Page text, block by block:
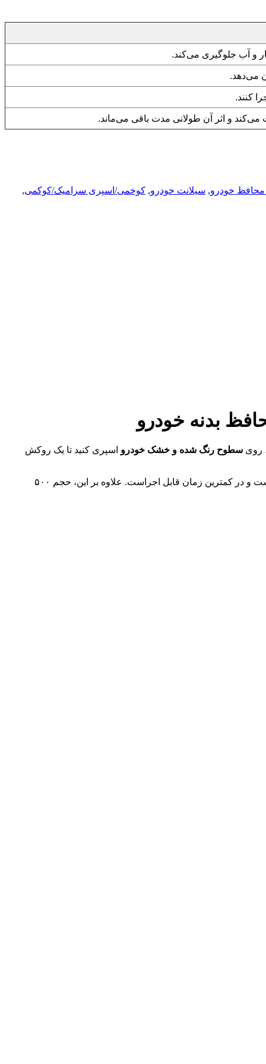
و آب جلوگیری می‌کند.
می‌دهد.
کنند.
می‌کند و اثر آن طولانی مدت باقی می‌ماند.
خودرو, سیلانت خودرو, کوخمی/اسپری سرامیک/کوکمی,
سطوح رنگ شده و خشک خودرو اسپری کنید تا یک روکش
پوشش محافظ نانو، خاصیت آبگریزی دارد و مانع از چسبیدن سریع کثیفی‌ها به سطح می‌شود. این محصول حتی برای افراد مبتدی مناسب است و در کمترین زمان قابل اجراست. علاوه بر این، حجم ۵۰۰